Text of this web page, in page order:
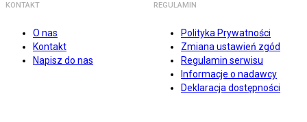
KONTAKT
O nas
Kontakt
Napisz do nas
REGULAMIN
Polityka Prywatności
Zmiana ustawień zgód
Regulamin serwisu
Informacje o nadawcy
Deklaracja dostępności